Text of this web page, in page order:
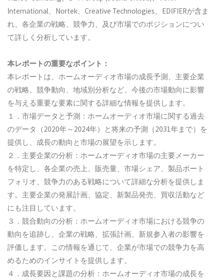
International、Nortek、Creative Technologies、EDIFIERが含ま
れ、各企業の戦略、競争力、及び市場でのポジションについ
て詳しく分析しています。
本レポートの重要なポイント：
本レポートは、ホームオーディオ市場の成長予測、主要企業
の戦略、競争動向、地域別分析など、今後の市場動向に影響
を与える重要な要素に関する詳細な情報を提供します。
１．市場データと予測：ホームオーディオ市場に関する過去
のデータ（2020年～2024年）と将来の予測（2031年まで）を
提供し、成長の動向と市場の展望を示します。
２．主要企業の分析：ホームオーディオ市場の主要メーカー
を特定し、各企業の売上、販売量、市場シェア、製品ポート
フォリオ、競争力のある戦略について詳細な分析を提供しま
す。主要企業の発展計画、協定、新製品発売、買収活動など
にも注目しています。
３．競合動向の分析：ホームオーディオ市場における競争の
動向を追跡し、企業の戦略、拡張計画、新規参入者の影響を
評価します。この情報を通じて、企業が市場での競争力を高
めるためのインサイトを提供します。
４．成長要因と課題の分析：ホームオーディオ市場の成長を